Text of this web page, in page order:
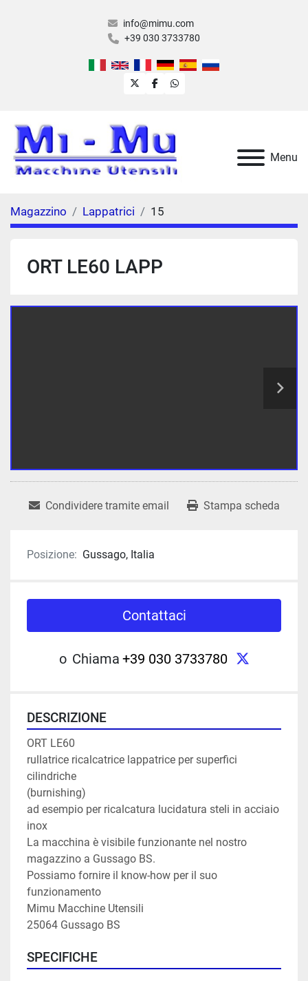
info@mimu.com
+39 030 3733780
twitterfacebookwhatsapp
Menu
Magazzino Lappatrici 15
ORT LE60 LAPP
Condividere tramite email Stampa scheda
Posizione: Gussago, Italia
Contattaci
o Chiama +39 030 3733780
DESCRIZIONE
ORT LE60
rullatrice ricalcatrice lappatrice per superfici
cilindriche
(burnishing)
ad esempio per ricalcatura lucidatura steli in acciaio
inox
La macchina è visibile funzionante nel nostro
magazzino a Gussago BS.
Possiamo fornire il know-how per il suo
funzionamento
Mimu Macchine Utensili
25064 Gussago BS
SPECIFICHE